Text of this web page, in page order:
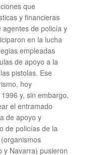
que
y financieras
agentes de policía y
en la lucha
empleadas
de apoyo a la
pistolas. Ese
hoy
y, sin embargo,
el entramado
de apoyo y
de policías de la
y Navarra) pusieron